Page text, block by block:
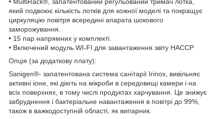
який подвоює кількість лотків для кожної моделі та покращує
циркуляцію повітря всередині апарата шокового
заморожування.
• 15 пар напрямних у комплекті.
• Включений модуль WI-FI для завантаження звіту HACCP
Опція (за додаткову плату):
Sanigen®- запатентована система санітарії Irinox, вивільняє
активні іони, які діють на мікроби в середовищі камери і на
всіх поверхнях, в тому числі продуктах харчування. Це знижує
забруднення і бактеріальне навантаження в повітрі до 99%,
також в важкодоступній області, як випарник.